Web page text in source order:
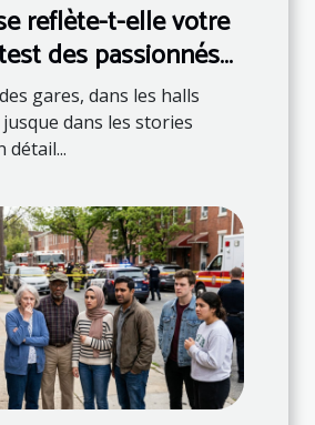
reflète-t-elle votre
des passionnés
gares, dans les halls
dans les stories
détail...